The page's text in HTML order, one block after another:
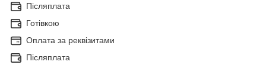
Післяплата
Готівкою
Оплата за реквізитами
Післяплата